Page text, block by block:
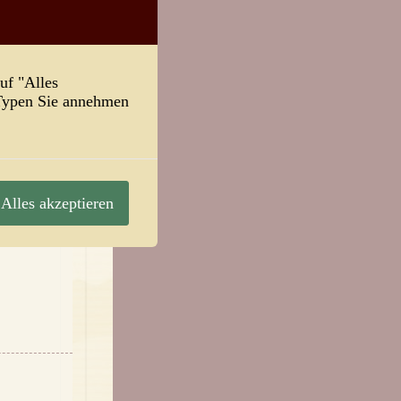
"Alles
Sie annehmen
Alles akzeptieren